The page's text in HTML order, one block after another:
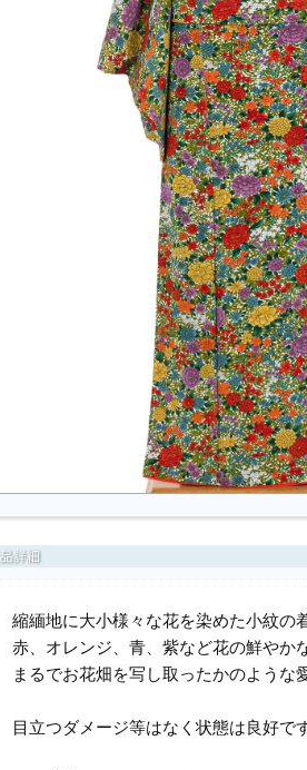
縮緬地に大小様々な花を染めた小紋の
赤、オレンジ、青、紫など花の鮮やか
まるでお花畑を写し取ったかのような
目立つダメージ等はなく状態は良好です